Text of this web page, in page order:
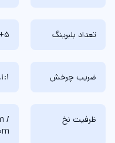
تعداد بلبرینگ
ضریب چرخش
ظرفیت نخ
/